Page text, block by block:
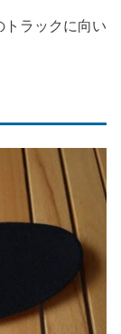
トラックに向い